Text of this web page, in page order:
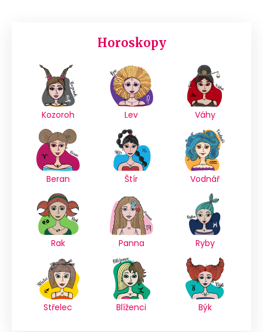
Horoskopy
Kozoroh Lev Váhy
Beran Štír Vodnář
Rak Panna Ryby
Střelec Blíženci Býk